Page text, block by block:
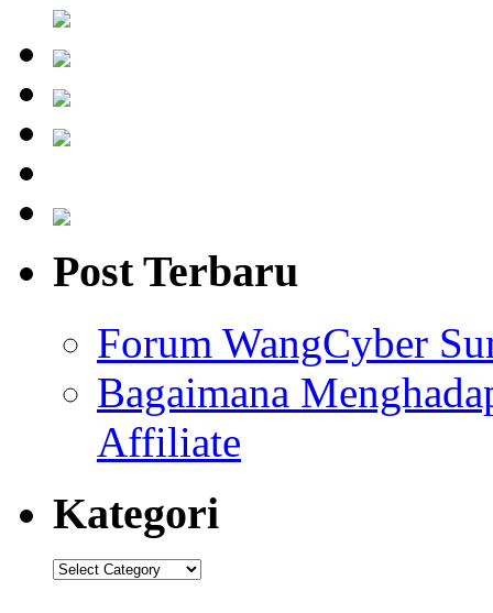
Post Terbaru
Forum WangCyber
Bagaimana
Affiliate
Kategori